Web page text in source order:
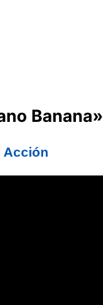
Banana»
Acción